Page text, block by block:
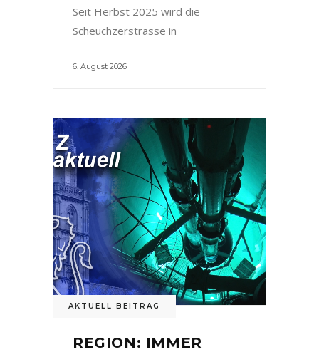
Seit Herbst 2025 wird die
Scheuchzerstrasse in
6. August 2026
AKTUELL BEITRAG
REGION: IMMER